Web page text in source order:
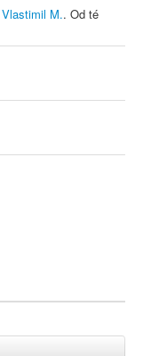
Vlastimil M.. Od té